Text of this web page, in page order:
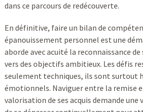
dans ce parcours de redécouverte.
En définitive, faire un bilan de
épanouissement personnel est une
aborde avec acuité la reconnaissance
vers des objectifs ambitieux. Les défis
seulement techniques, ils sont surtout
émotionnels. Naviguer entre la remise
valorisation de ses acquis demande